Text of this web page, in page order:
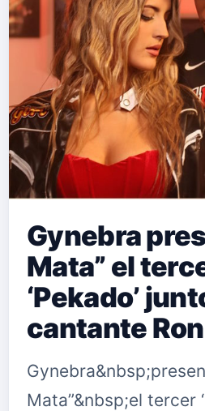
Gynebra
Mata” el
‘Pekado’
cantante
Mata”&nbsp;el tercer